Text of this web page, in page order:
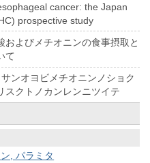
cancer: the Japan
prospective study
およびメチオニンの食事摂取と
て
ンオヨビメチオニンノショク
スクトノカンレンニツイテ
, パラミタ